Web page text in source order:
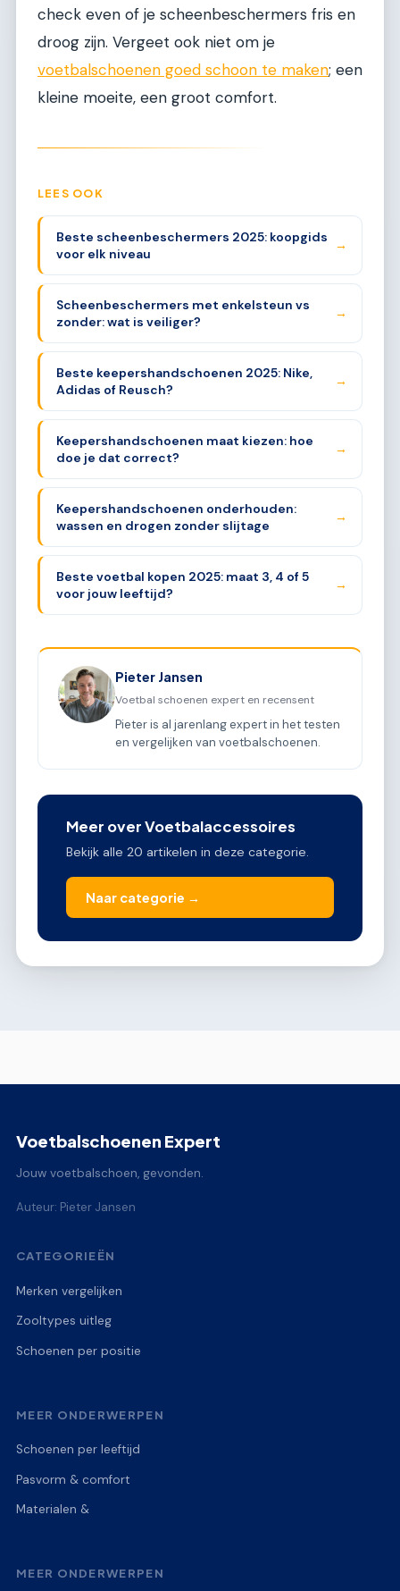
check even of je scheenbeschermers fris en
droog zijn. Vergeet ook niet om je
voetbalschoenen goed schoon te maken; een
kleine moeite, een groot comfort.
LEES OOK
Beste scheenbeschermers 2025: koopgids
voor elk niveau
→
Scheenbeschermers met enkelsteun vs
zonder: wat is veiliger?
→
Beste keepershandschoenen 2025: Nike,
Adidas of Reusch?
→
Keepershandschoenen maat kiezen: hoe
doe je dat correct?
→
Keepershandschoenen onderhouden:
wassen en drogen zonder slijtage
→
Beste voetbal kopen 2025: maat 3, 4 of 5
voor jouw leeftijd?
→
Pieter Jansen
Voetbal schoenen expert en recensent
Pieter is al jarenlang expert in het testen
en vergelijken van voetbalschoenen.
Meer over Voetbalaccessoires
Bekijk alle 20 artikelen in deze categorie.
Naar categorie →
Voetbalschoenen Expert
Jouw voetbalschoen, gevonden.
Auteur: Pieter Jansen
CATEGORIEËN
Merken vergelijken
Zooltypes uitleg
Schoenen per positie
MEER ONDERWERPEN
Schoenen per leeftijd
Pasvorm & comfort
Materialen &
MEER ONDERWERPEN